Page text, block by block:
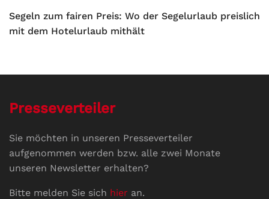
Segeln zum fairen Preis: Wo der Segelurlaub preislich
mit dem Hotelurlaub mithält
Presseverteiler
Sie möchten in unseren Presseverteiler
aufgenommen werden bzw. alle zwei Monate
unseren Newsletter erhalten?
Bitte melden Sie sich hier an.